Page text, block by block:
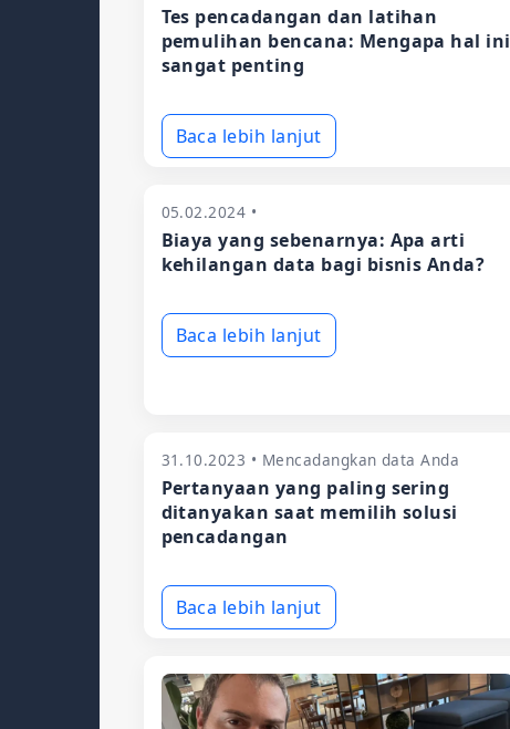
Tes pencadangan dan latihan
pemulihan bencana: Mengapa hal ini
sangat penting
Baca lebih lanjut
05.02.2024 •
Biaya yang sebenarnya: Apa arti
kehilangan data bagi bisnis Anda?
Baca lebih lanjut
31.10.2023 • Mencadangkan data Anda
Pertanyaan yang paling sering
ditanyakan saat memilih solusi
pencadangan
Baca lebih lanjut